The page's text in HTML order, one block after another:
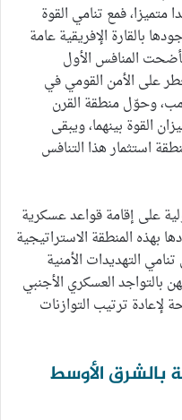
متميزا، فمع تنامي القوة
بالقارة الإفريقية عامة
المنافس الأول
على الأمن القومي في
وحوّل منطقة القرن
القوة بينهما، ويبقى
استثمار هذا التنافس
على إقامة قواعد عسكرية
بهذه المنطقة الاستراتيجية
التهديدات الأمنية
بالتواجد العسكري الأجنبي
ترتيب التوازنات
بالشرق الأوسط